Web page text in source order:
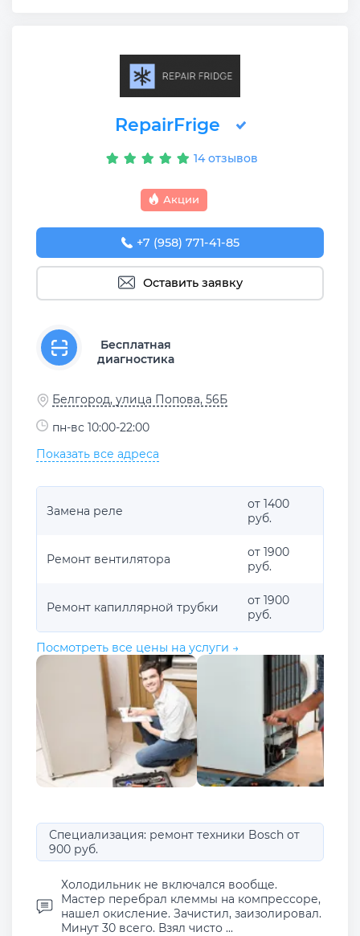
RepairFrige
14 отзывов
Акции
+7 (958) 771-41-85
Оставить заявку
Бесплатная
диагностика
Белгород, улица Попова, 56Б
пн-вс 10:00-22:00
Показать все адреса
Замена реле
от 1400
руб.
Ремонт вентилятора
от 1900
руб.
Ремонт капиллярной трубки
от 1900
руб.
Посмотреть все цены на услуги →
Специализация: ремонт техники Bosch от
900 руб.
Холодильник не включался вообще.
Мастер перебрал клеммы на компрессоре,
нашел окисление. Зачистил, заизолировал.
Минут 30 всего. Взял чисто ...